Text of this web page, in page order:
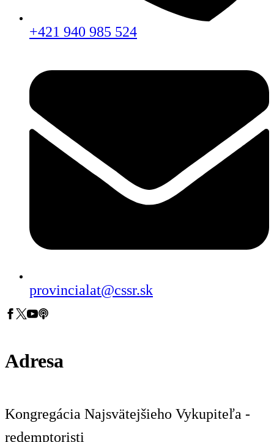
+421 940 985 524
provincialat@cssr.sk
Adresa
Kongregácia Najsvätejšieho Vykupiteľa -
redemptoristi